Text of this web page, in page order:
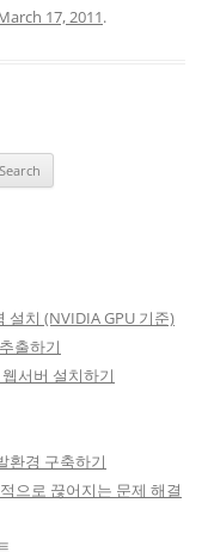
17, 2011.
치 (NVIDIA GPU 기준)
출하기
서버 설치하기
환경 구축하기
으로 끊어지는 문제 해결